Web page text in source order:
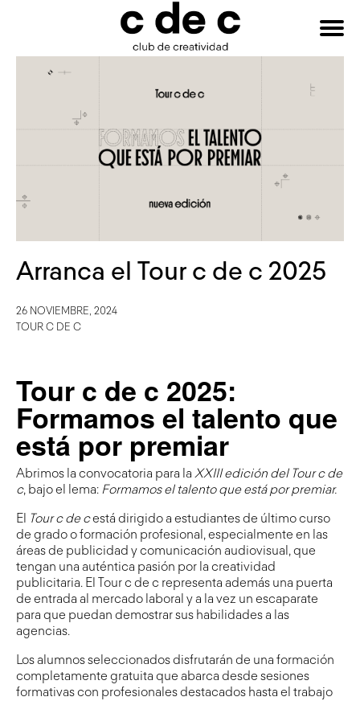
HAZTE
Arranca el Tour c de c 2025
26 NOVIEMBRE, 2024
TOUR C DE C
Tour c de c 2025:
Formamos el talento que
está por premiar
Abrimos la convocatoria para la XXIII edición del Tour c de
c, bajo el lema: Formamos el talento que está por premiar.
El Tour c de cestá dirigido a estudiantes de último curso
de grado o formación profesional, especialmente en las
áreas de publicidad y comunicación audiovisual, que
tengan una auténtica pasión por la creatividad
publicitaria. El Tour c de c representa además una puerta
de entrada al mercado laboral y a la vez un escaparate
para que puedan demostrar sus habilidades a las
agencias.
Los alumnos seleccionados disfrutarán de una formación
completamente gratuita que abarca desde sesiones
formativas con profesionales destacados hasta el trabajo